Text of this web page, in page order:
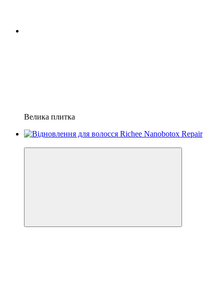
Велика плитка